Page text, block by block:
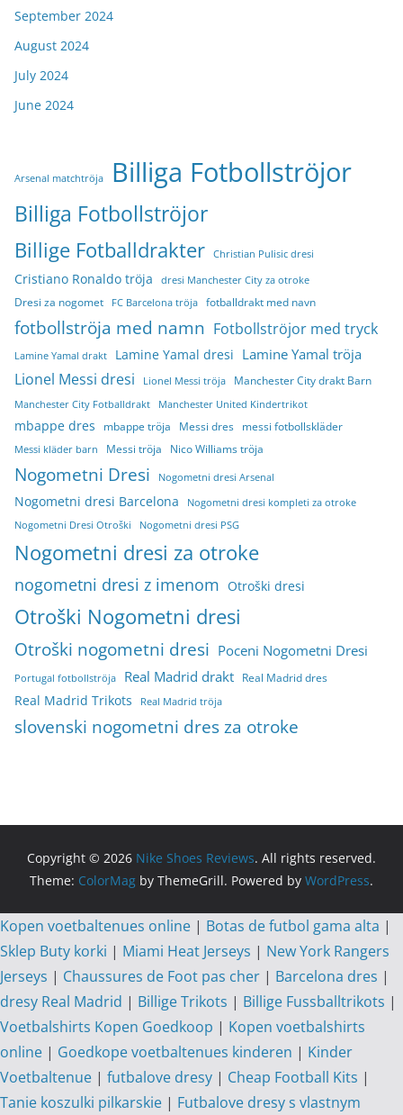
September 2024
August 2024
July 2024
June 2024
Arsenal matchtröja Billiga Fotbollströjor
Billiga Fotbollströjor
Billige Fotballdrakter Christian Pulisic dresi
Cristiano Ronaldo tröja dresi Manchester City za otroke
Dresi za nogomet FC Barcelona tröja fotballdrakt med navn
fotbollströja med namn Fotbollströjor med tryck
Lamine Yamal drakt Lamine Yamal dresi Lamine Yamal tröja
Lionel Messi dresi Lionel Messi tröja Manchester City drakt Barn
Manchester City Fotballdrakt Manchester United Kindertrikot
mbappe dres mbappe tröja Messi dres messi fotbollskläder
Messi kläder barn Messi tröja Nico Williams tröja
Nogometni Dresi Nogometni dresi Arsenal
Nogometni dresi Barcelona
Nogometni dresi kompleti za otroke
Nogometni Dresi Otroški
Nogometni dresi PSG
Nogometni dresi za otroke
nogometni dresi z imenom Otroški dresi
Otroški Nogometni dresi
Otroški nogometni dresi Poceni Nogometni Dresi
Portugal fotbollströja Real Madrid drakt Real Madrid dres
Real Madrid Trikots Real Madrid tröja
slovenski nogometni dres za otroke
Copyright © 2026 Nike Shoes Reviews. All rights reserved.
Theme: ColorMag by ThemeGrill. Powered by WordPress.
Kopen voetbaltenues online | Botas de futbol gama alta |
Sklep Buty korki | Miami Heat Jerseys | New York Rangers
Jerseys | Chaussures de Foot pas cher | Barcelona dres |
dresy Real Madrid | Billige Trikots | Billige Fussballtrikots |
Voetbalshirts Kopen Goedkoop | Kopen voetbalshirts
online | Goedkope voetbaltenues kinderen | Kinder
Voetbaltenue | futbalove dresy | Cheap Football Kits |
Tanie koszulki pilkarskie | Futbalove dresy s vlastnym